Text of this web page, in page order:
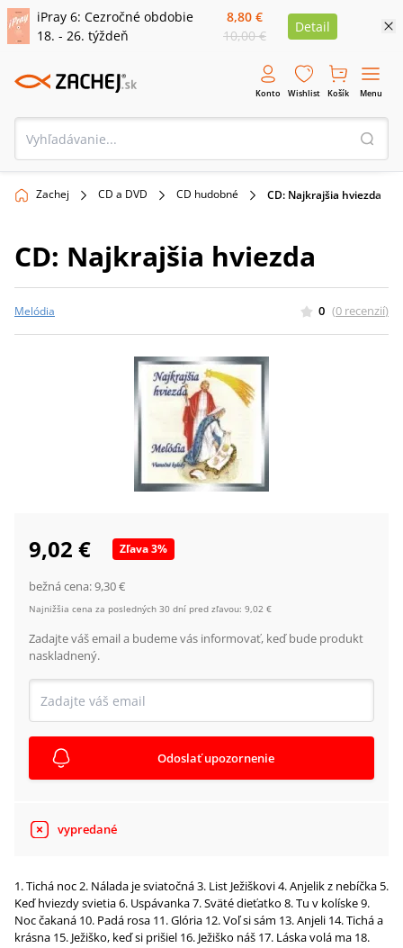
iPray 6: Cezročné obdobie
18. - 26. týždeň
8,80 €
10,00 €
Detail
Konto Wishlist Košík Menu
Zachej CD a DVD CD hudobné CD: Najkrajšia hviezda
CD: Najkrajšia hviezda
Melódia 0 (0 recenzií)
9,02 € Zľava3%
bežná cena:9,30 €
Najnižšia cena za posledných 30 dní pred zľavou: 9,02 €
Zadajte váš email a budeme vás informovať, keď bude produkt
naskladnený.
Odoslať upozornenie
vypredané
1. Tichá noc 2. Nálada je sviatočná 3. List Ježiškovi 4. Anjelik z nebíčka 5.
Keď hviezdy svietia 6. Uspávanka 7. Sväté dieťatko 8. Tu v kolíske 9.
Noc čakaná 10. Padá rosa 11. Glória 12. Voľ si sám 13. Anjeli 14. Tichá a
krásna 15. Ježiško, keď si prišiel 16. Ježiško náš 17. Láska volá ma 18.